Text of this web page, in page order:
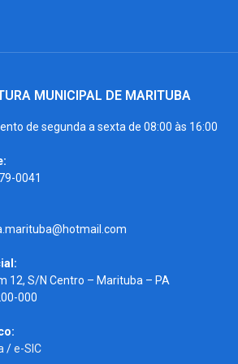
MUNICIPAL DE MARITUBA
de segunda a sexta de 08:00 às 16:00
0041
12, S/N Centro – Marituba – PA
000
/e-SIC